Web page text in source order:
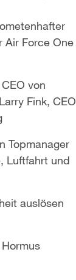
Air Force One
von
Fink, CEO
Topmanager
Luftfahrt und
auslösen